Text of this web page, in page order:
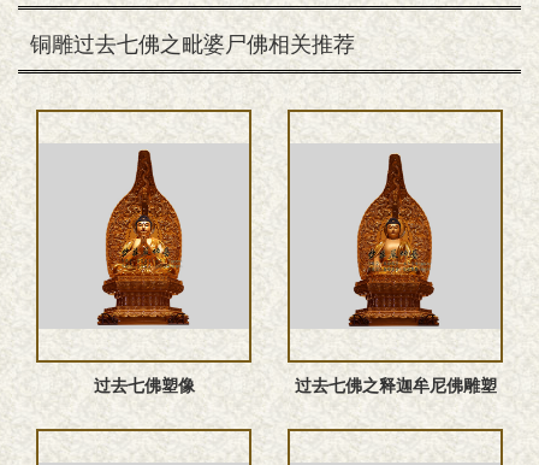
铜雕过去七佛之毗婆尸佛相关推荐
过去七佛塑像 过去七佛之释迦牟尼佛雕塑